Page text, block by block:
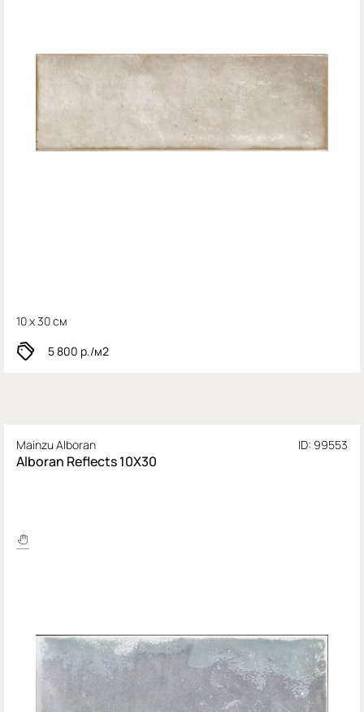
10 x 30 см
5 800 р./м2
Mainzu Alboran ID: 99553
Alboran Reflects 10X30